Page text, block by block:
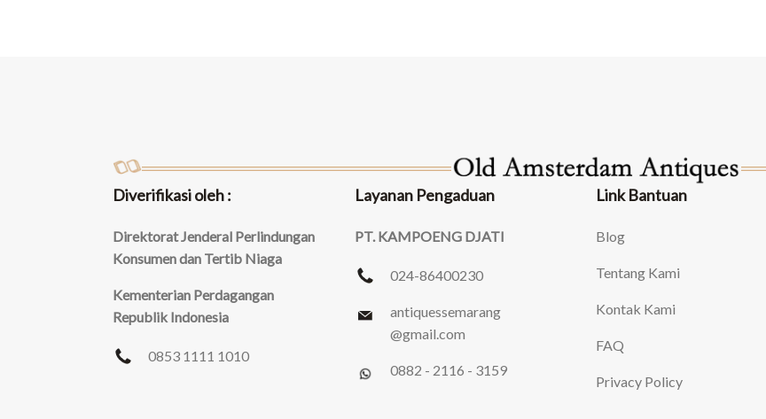
Diverifikasi oleh :
Direktorat Jenderal Perlindungan
Konsumen dan Tertib Niaga
Kementerian Perdagangan
Republik Indonesia
0853 1111 1010
Layanan Pengaduan
PT. KAMPOENG DJATI
024-86400230
antiquessemarang
@gmail.com
0882 - 2116 - 3159
Link Bantuan
Blog
Tentang Kami
Kontak Kami
FAQ
Privacy Policy